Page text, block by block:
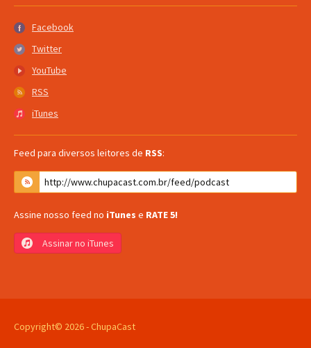
Facebook
Facebook
Twitter
Twitter
YouTube
YouTube
RSS
RSS
iTunes
iTunes
Feed para diversos leitores de RSS:
Assine nosso feed no iTunes e RATE 5!
Assinar no iTunes
Copyright© 2026 - ChupaCast